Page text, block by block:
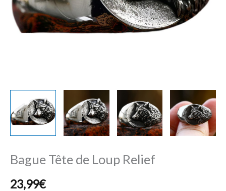
Bague Tête de Loup Relief
23,99€